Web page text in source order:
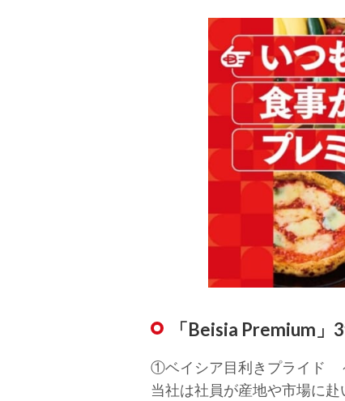
「Beisia Premium」
①ベイシア目利きプライド
当社は社員が産地や市場に